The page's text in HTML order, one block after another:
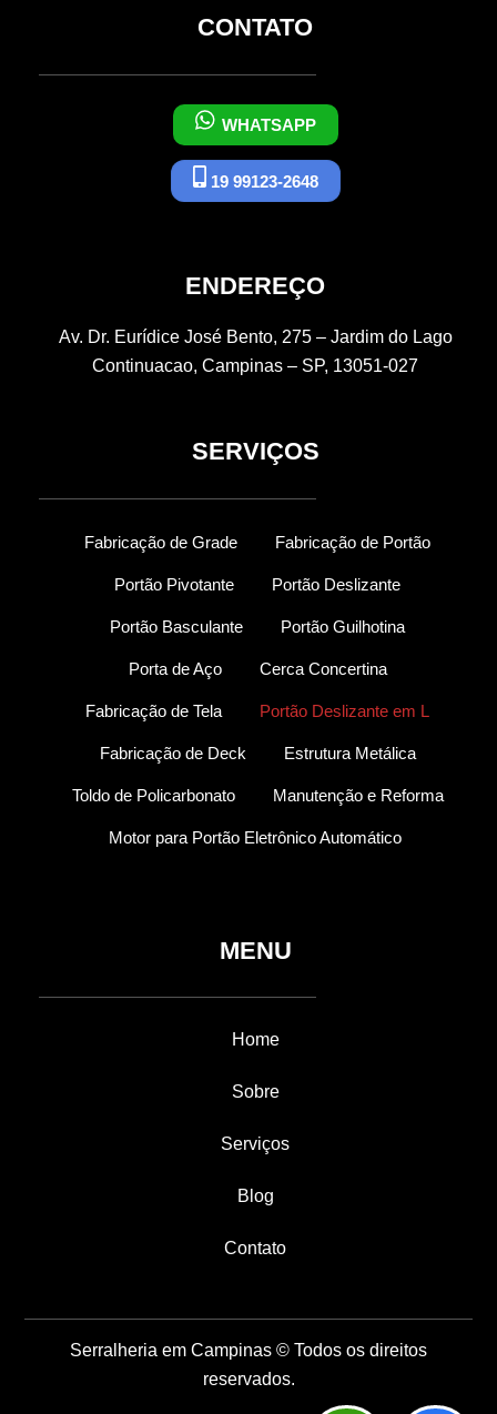
CONTATO
WHATSAPP
19 99123-2648
ENDEREÇO
Av. Dr. Eurídice José Bento, 275 – Jardim do Lago
Continuacao, Campinas – SP, 13051-027
SERVIÇOS
Fabricação de Grade Fabricação de Portão
Portão Pivotante Portão Deslizante
Portão Basculante Portão Guilhotina
Porta de Aço Cerca Concertina
Fabricação de Tela Portão Deslizante em L
Fabricação de Deck Estrutura Metálica
Toldo de Policarbonato Manutenção e Reforma
Motor para Portão Eletrônico Automático
MENU
Home
Sobre
Serviços
Blog
Contato
Serralheria em Campinas © Todos os direitos
reservados.